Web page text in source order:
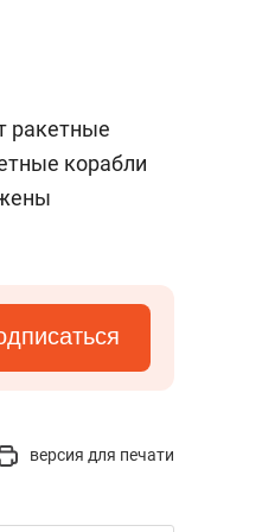
ракетные
корабли
версия для печати